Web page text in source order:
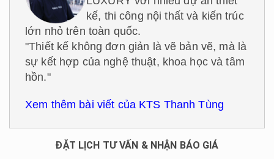
kế, thi công nội thất và kiến trúc
lớn nhỏ trên toàn quốc.
"Thiết kế không đơn giản là vẽ bản vẽ, mà là
sự kết hợp của nghệ thuật, khoa học và tâm
hồn."
Xem thêm bài viết của KTS Thanh Tùng
ĐẶT LỊCH TƯ VẤN & NHẬN BÁO GIÁ